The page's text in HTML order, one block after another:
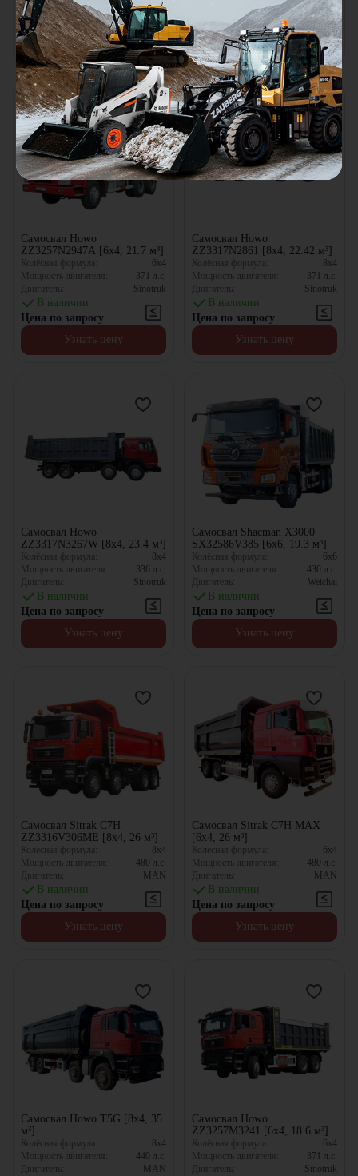
В наличии
Цена по запросу
Узнать цену
В наличии
Цена по запросу
Узнать цену
Самосвал Howo
ZZ3257N2947A [6x4, 21.7 м³]
Колёсная формула:
6x4
Мощность двигателя:
371 л.с.
Двигатель:
Sinotruk
В наличии
Цена по запросу
Узнать цену
Самосвал Howo
ZZ3317N2861 [8x4, 22.42 м³]
Колёсная формула:
8x4
Мощность двигателя:
371 л.с.
Двигатель:
Sinotruk
В наличии
Цена по запросу
Узнать цену
Самосвал Howo
ZZ3317N3267W [8x4, 23.4 м³]
Колёсная формула:
8x4
Мощность двигателя:
336 л.с.
Двигатель:
Sinotruk
В наличии
Цена по запросу
Узнать цену
Самосвал Shacman X3000
SX32586V385 [6x6, 19.3 м³]
Колёсная формула:
6x6
Мощность двигателя:
430 л.с.
Двигатель:
Weichai
В наличии
Цена по запросу
Узнать цену
Самосвал Sitrak C7H
ZZ3316V306ME [8x4, 26 м³]
Колёсная формула:
8x4
Мощность двигателя:
480 л.с.
Двигатель:
MAN
В наличии
Цена по запросу
Узнать цену
Самосвал Sitrak C7H MAX
[6x4, 26 м³]
Колёсная формула:
6x4
Мощность двигателя:
480 л.с.
Двигатель:
MAN
В наличии
Цена по запросу
Узнать цену
Самосвал Howo T5G [8x4, 35
м³]
Колёсная формула:
8x4
Мощность двигателя:
440 л.с.
Двигатель:
MAN
Самосвал Howo
ZZ3257M3241 [6x4, 18.6 м³]
Колёсная формула:
6x4
Мощность двигателя:
371 л.с.
Двигатель:
Sinotruk